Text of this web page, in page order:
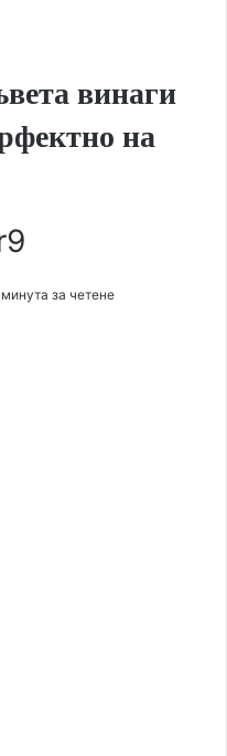
винаги
на
за четене